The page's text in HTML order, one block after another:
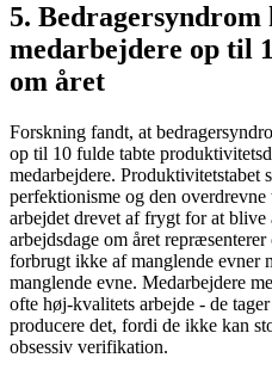
5.
medarbejdere op til
om året
Forskning fandt, at
op til 10 fulde tabte
medarbejdere. Produktivitetstabet
perfektionisme og den
arbejdet drevet af frygt for at
arbejdsdage om året
forbrugt ikke af manglende evner
manglende evne. Medarbejdere
ofte høj-kvalitets arbejde - de
producere det, fordi de ikke kan
obsessiv verifikation.